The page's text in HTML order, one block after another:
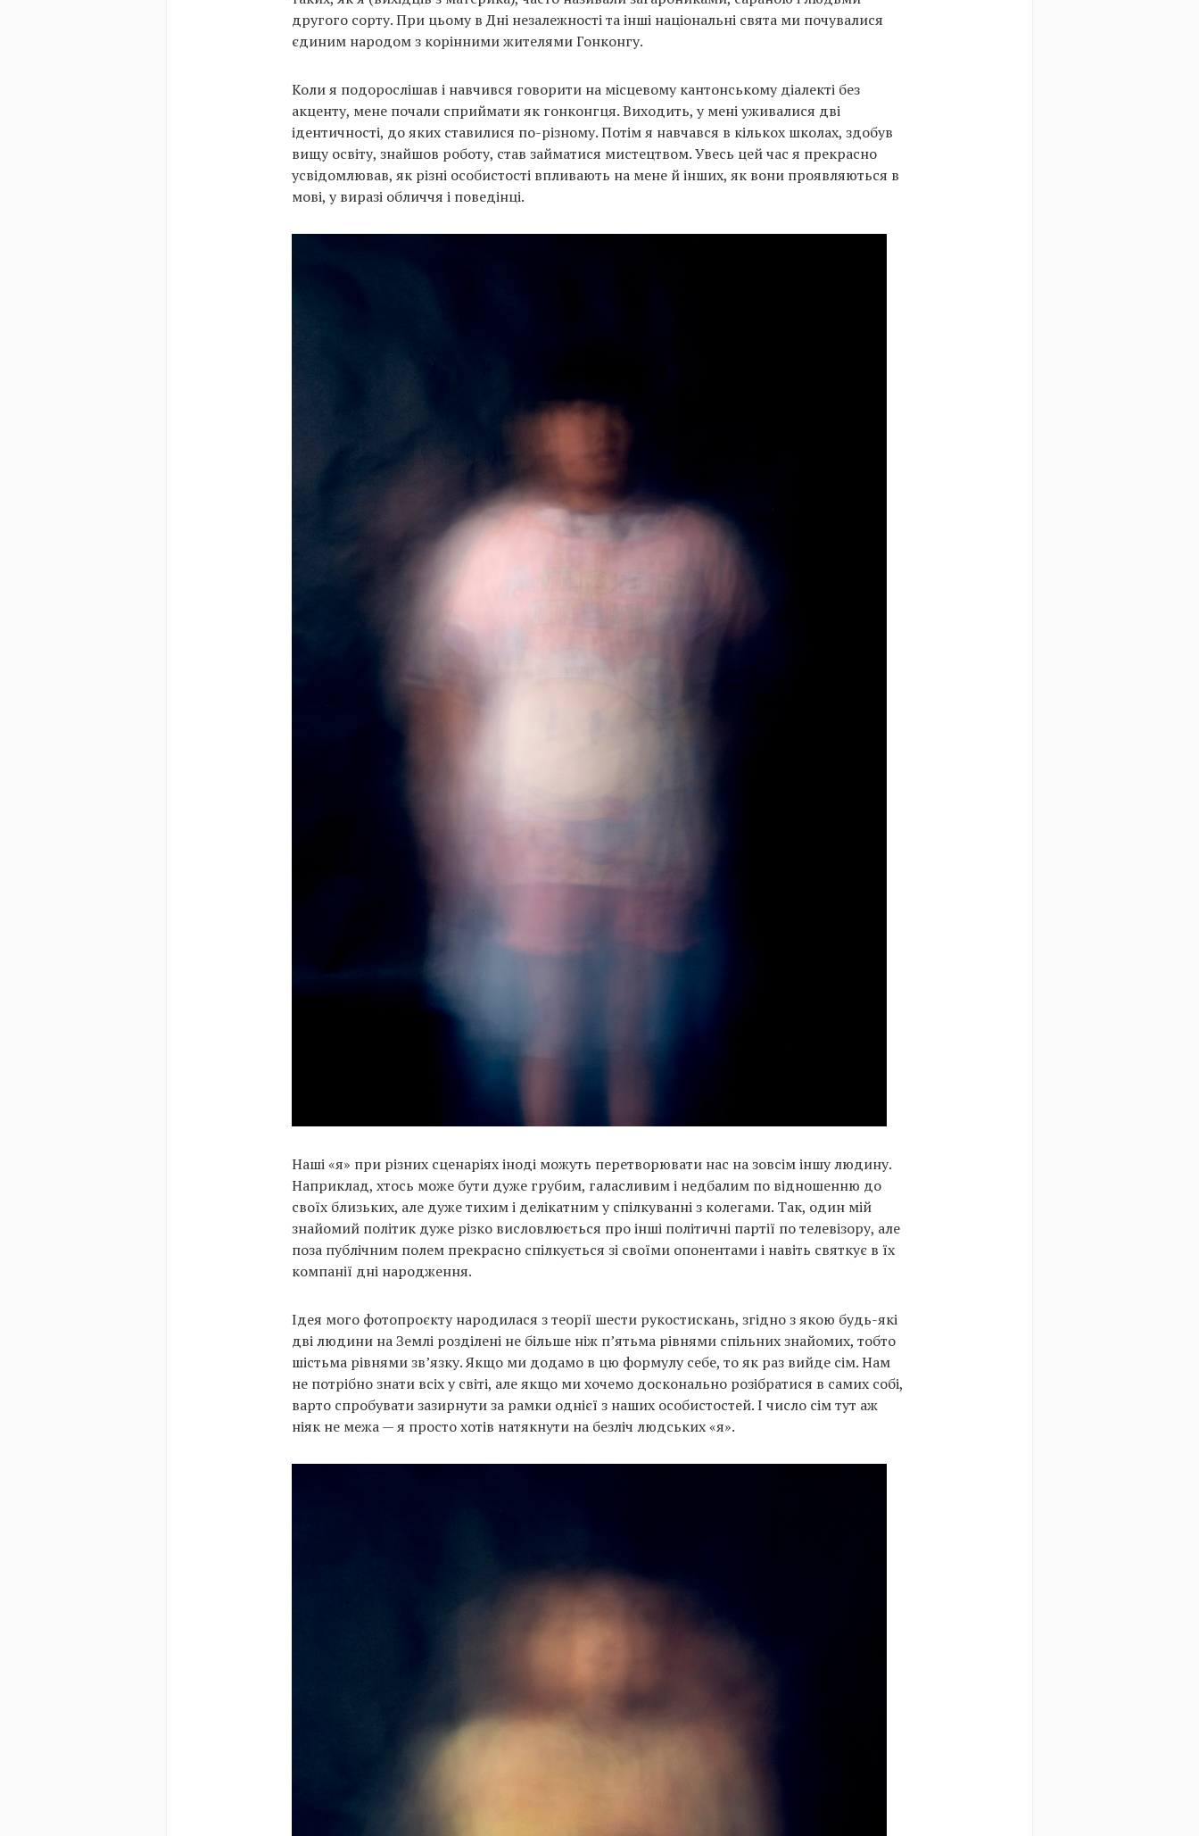
другого сорту. При цьому в Дні незалежності та інші національні свята ми почувалися
єдиним народом з корінними жителями Гонконгу.
Коли я подорослішав і навчився говорити на місцевому кантонському діалекті без
акценту, мене почали сприймати як гонконгця. Виходить, у мені уживалися дві
ідентичності, до яких ставилися по-різному. Потім я навчався в кількох школах, здобув
вищу освіту, знайшов роботу, став займатися мистецтвом. Увесь цей час я прекрасно
усвідомлював, як різні особистості впливають на мене й інших, як вони проявляються в
мові, у виразі обличчя і поведінці.
Наші «я» при різних сценаріях іноді можуть перетворювати нас на зовсім іншу людину.
Наприклад, хтось може бути дуже грубим, галасливим і недбалим по відношенню до
своїх близьких, але дуже тихим і делікатним у спілкуванні з колегами. Так, один мій
знайомий політик дуже різко висловлюється про інші політичні партії по телевізору, але
поза публічним полем прекрасно спілкується зі своїми опонентами і навіть святкує в їх
компанії дні народження.
Ідея мого фотопроєкту народилася з теорії шести рукостискань, згідно з якою будь-які
дві людини на Землі розділені не більше ніж п’ятьма рівнями спільних знайомих, тобто
шістьма рівнями зв’язку. Якщо ми додамо в цю формулу себе, то як раз вийде сім. Нам
не потрібно знати всіх у світі, але якщо ми хочемо досконально розібратися в самих собі,
варто спробувати зазирнути за рамки однієї з наших особистостей. І число сім тут аж
ніяк не межа — я просто хотів натякнути на безліч людських «я».